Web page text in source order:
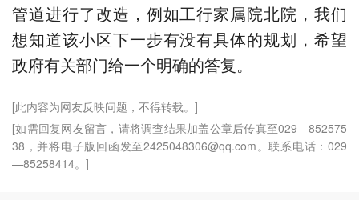
管道进行了改造，例如工行家属院北院，我们
想知道该小区下一步有没有具体的规划，希望
政府有关部门给一个明确的答复。
[此内容为网友反映问题，不得转载。]
[如需回复网友留言，请将调查结果加盖公章后传真至029—852575
38，并将电子版回函发至2425048306@qq.com。联系电话：029
—85258414。]